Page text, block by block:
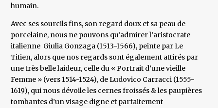
humain.
Avec ses sourcils fins, son regard doux et sa peau de
porcelaine, nous ne pouvons qu’admirer l’aristocrate
italienne Giulia Gonzaga (1513-1566), peinte par Le
Titien, alors que nos regards sont également attirés par
une très belle laideur, celle du « Portrait d’une vieille
Femme » (vers 1514-1524), de Ludovico Carracci (1555-
1619), qui nous dévoile les cernes froissés & les paupières
tombantes d’un visage digne et parfaitement